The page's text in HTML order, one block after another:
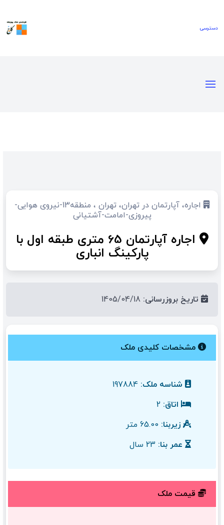
دسترسی‌
اجاره، آپارتمان در تهران، تهران ، منطقه13-نیروی هوایی-
پیروزی-امامت-آشتیانی
اجاره آپارتمان 65 متری طبقه اول با
پارکینگ انباری
تاریخ بروزرسانی:
مشخصات کلیدی ملک
شناسه ملک:
اتاق:
زیربنا:
عمر بنا:
قیمت ملک